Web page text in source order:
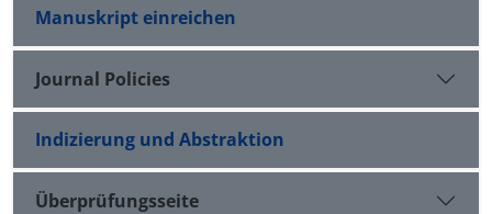
Manuskript einreichen
Journal Policies
Indizierung und Abstraktion
Überprüfungsseite